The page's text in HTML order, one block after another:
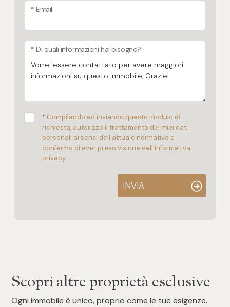
* Email
* Di quali informazioni hai bisogno?
* Compilando ed inviando questo modulo di
richiesta, autorizzo il trattamento dei miei dati
personali ai sensi dell'attuale normativa e
confermo di aver preso visione dell'informativa
privacy.
INVIA
Scopri altre proprietà esclusive
Ogni immobile è unico, proprio come le tue esigenze.